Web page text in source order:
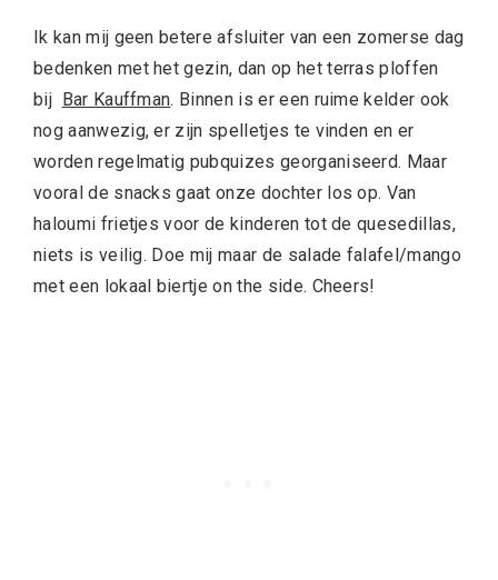
Ik kan mij geen betere afsluiter van een zomerse dag
bedenken met het gezin, dan op het terras ploffen
bij Bar Kauffman. Binnen is er een ruime kelder ook
nog aanwezig, er zijn spelletjes te vinden en er
worden regelmatig pubquizes georganiseerd. Maar
vooral de snacks gaat onze dochter los op. Van
haloumi frietjes voor de kinderen tot de quesedillas,
niets is veilig. Doe mij maar de salade falafel/mango
met een lokaal biertje on the side. Cheers!